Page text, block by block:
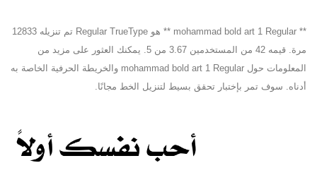
** mohammad bold art 1 Regular ** هو Regular TrueType تم تنزيله 12833
مرة. قيمه 42 من المستخدمين 3.67 من 5. يمكنك العثور على مزيد من
المعلومات حول mohammad bold art 1 Regular والخريطة الحرفية الخاصة به
أدناه. سوف تمر بإختبار تحقق بسيط لتنزيل الخط مجانًا.